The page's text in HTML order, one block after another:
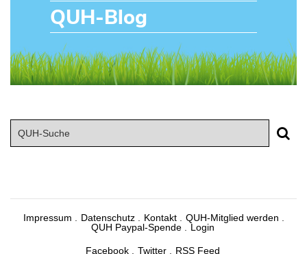
QUH-Blog
Impressum Datenschutz Kontakt
QUH-Mitglied werden
QUH Paypal-Spende
Login
Facebook Twitter RSS Feed